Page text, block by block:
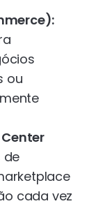
ou
de
cada vez